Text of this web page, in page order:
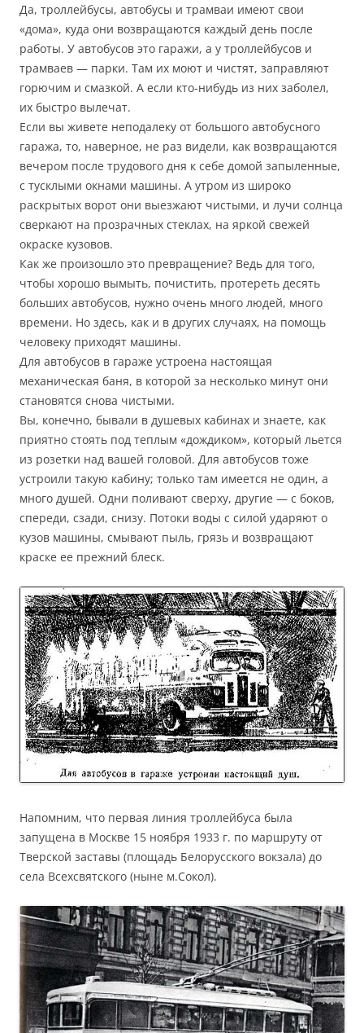
Да, троллейбусы, автобусы и трамваи имеют свои
«дома», куда они возвращаются каждый день после
работы. У автобусов это гаражи, а у троллейбусов и
трамваев — парки. Там их моют и чистят, заправляют
горючим и смазкой. А если кто-нибудь из них заболел,
их быстро вылечат.
Если вы живете неподалеку от большого автобусного
гаража, то, наверное, не раз видели, как возвращаются
вечером после трудового дня к себе домой запыленные,
с тусклыми окнами машины. А утром из широко
раскрытых ворот они выезжают чистыми, и лучи солнца
сверкают на прозрачных стеклах, на яркой свежей
окраске кузовов.
Как же произошло это превращение? Ведь для того,
чтобы хорошо вымыть, почистить, протереть десять
больших автобусов, нужно очень много людей, много
времени. Но здесь, как и в других случаях, на помощь
человеку приходят машины.
Для автобусов в гараже устроена настоящая
механическая баня, в которой за несколько минут они
становятся снова чистыми.
Вы, конечно, бывали в душевых кабинах и знаете, как
приятно стоять под теплым «дождиком», который льется
из розетки над вашей головой. Для автобусов тоже
устроили такую кабину; только там имеется не один, а
много душей. Одни поливают сверху, другие — с боков,
спереди, сзади, снизу. Потоки воды с силой ударяют о
кузов машины, смывают пыль, грязь и возвращают
краске ее прежний блеск.
Напомним, что первая линия троллейбуса была
запущена в Москве 15 ноября 1933 г. по маршруту от
Тверской заставы (площадь Белорусского вокзала) до
села Всехсвятского (ныне м.Сокол).